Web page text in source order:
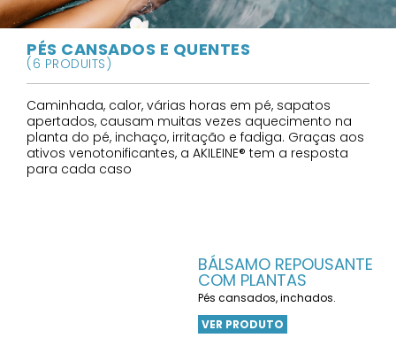
PÉS CANSADOS E QUENTES
(6 PRODUITS)
Caminhada, calor, várias horas em pé, sapatos
apertados, causam muitas vezes aquecimento na
planta do pé, inchaço, irritação e fadiga. Graças aos
ativos venotonificantes, a AKILEINE® tem a resposta
para cada caso
BÁLSAMO REPOUSANTE
COM PLANTAS
Pés cansados, inchados.
VER PRODUTO